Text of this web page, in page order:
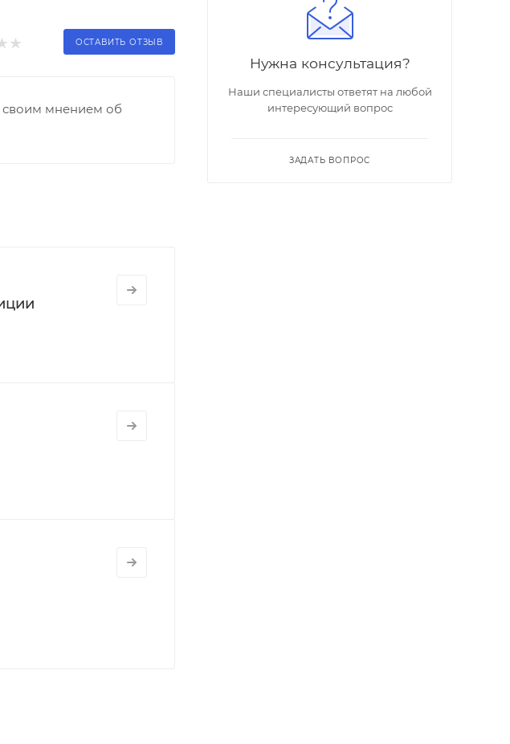
ОСТАВИТЬ ОТЗЫВ
своим мнением об
Нужна консультация?
Наши специалисты ответят на любой
интересующий вопрос
ЗАДАТЬ ВОПРОС